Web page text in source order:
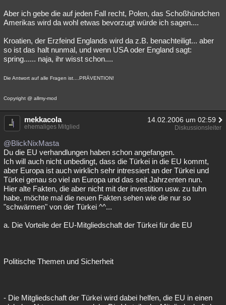
Aber ich gebe die auf jeden Fall recht, Polen, das Schoßhündchen
Amerikas wird da wohl etwas bevorzugt würde ich sagen....
Kroatien, der Erzfeind Englands wird da z.B. benachteiligt... aber
so ist das halt nunmal, und wenn USA oder England sagt:
spring...... naja, ihr wisst schon....
Die Antwort auf alle Fragen ist....PRÄVENTION!
Copyright @ allmy-mod
mekkacola 14.02.2006 um 02:59
ehemaliges Mitglied Diskussionsleiter
@BlickNixMasta
Du die EU verhandlungen haben schon angefangen.
Ich will auch nicht unbedingt, dass die Türkei in die EU kommt,
aber Europa ist auch wirklich sehr intressiert an der Türkei und
Türkei genau so viel an Europa und das seit Jahrzenten nun.
Hier alte Fakten, die aber nicht mit der investition usw. zu tuhn
habe, möchte mal die neuen Fakten sehen wie die nur so
"schwärmen" von der Türkei ^^...
a. Die Vorteile der EU-Mitgliedschaft der Türkei für die EU
Politische Themen und Sicherheit
- Die Mitgliedschaft der Türkei wird dabei helfen, die EU in einen